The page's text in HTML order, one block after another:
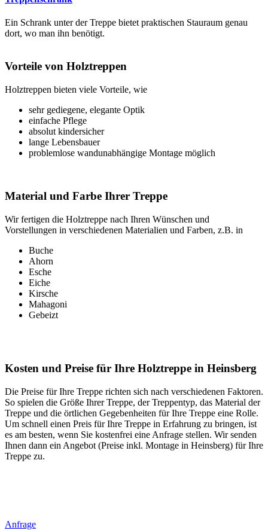
Ein Schrank unter der Treppe bietet praktischen Stauraum genau
dort, wo man ihn benötigt.
Vorteile von Holztreppen
Holztreppen bieten viele Vorteile, wie
sehr gediegene, elegante Optik
einfache Pflege
absolut kindersicher
lange Lebensbauer
problemlose wandunabhängige Montage möglich
Material und Farbe Ihrer Treppe
Wir fertigen die Holztreppe nach Ihren Wünschen und
Vorstellungen in verschiedenen Materialien und Farben, z.B. in
Buche
Ahorn
Esche
Eiche
Kirsche
Mahagoni
Gebeizt
Kosten und Preise für Ihre Holztreppe in Heinsberg
Die Preise für Ihre Treppe richten sich nach verschiedenen Faktoren.
So spielen die Größe Ihrer Treppe, der Treppentyp, das Material der
Treppe und die örtlichen Gegebenheiten für Ihre Treppe eine Rolle.
Um schnell einen Preis für Ihre Treppe in Erfahrung zu bringen, ist
es am besten, wenn Sie kostenfrei eine Anfrage stellen. Wir senden
Ihnen dann ein Angebot (Preise inkl. Montage in Heinsberg) für Ihre
Treppe zu.
Anfrage